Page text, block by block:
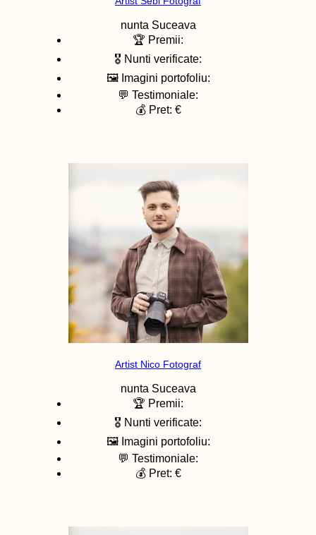
nunta Suceava
🏆 Premii:
🎖️ Nunti verificate:
🖼️ Imagini portofoliu:
💬 Testimoniale:
💰 Pret: €
Artist Nico Fotograf
nunta Suceava
🏆 Premii:
🎖️ Nunti verificate:
🖼️ Imagini portofoliu:
💬 Testimoniale:
💰 Pret: €